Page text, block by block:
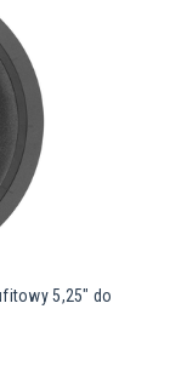
5,25″ do